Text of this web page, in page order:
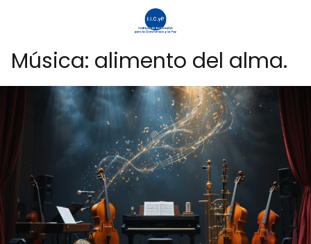
Música: alimento del alma.